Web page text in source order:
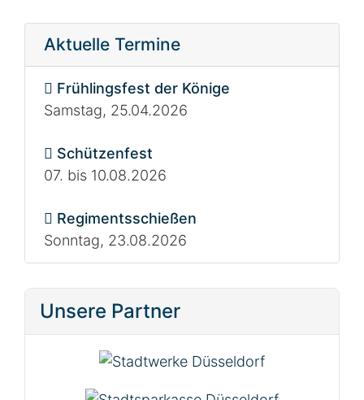
Aktuelle Termine
Frühlingsfest der Könige
Samstag, 25.04.2026
Schützenfest
07. bis 10.08.2026
Regimentsschießen
Sonntag, 23.08.2026
Unsere Partner